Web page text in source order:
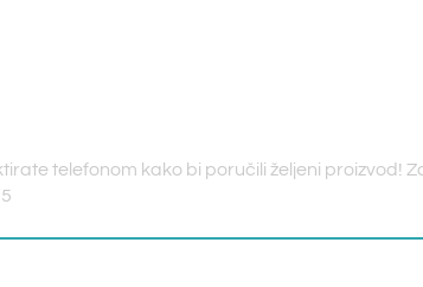
telefonom kako bi poručili željeni proizvod!